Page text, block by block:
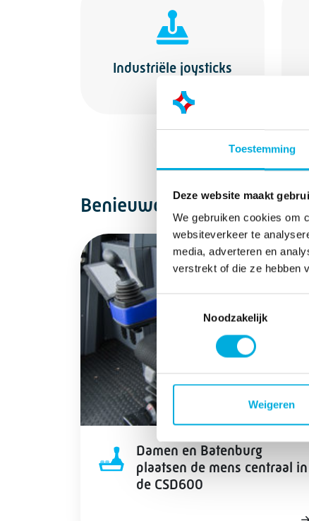
Toestemming
Deze website maakt
We gebruiken cookies om
websiteverkeer te
media, adverteren en
verstrekt of die ze hebben
Toestemmingsselectie
Noodzakelijk
Weigeren
Industriële joysticks
Benieuwd welke
Damen en Batenburg
plaatsen de mens centraal in
de CSD600